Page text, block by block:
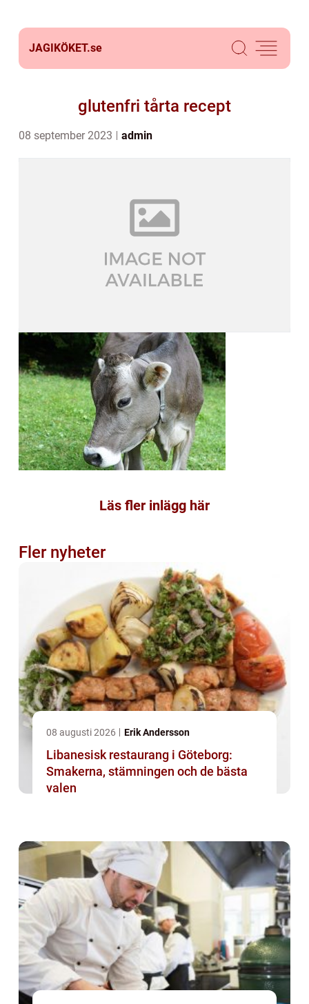
JAGIKÖKET.se
glutenfri tårta recept
08 september 2023 admin
Läs fler inlägg här
Fler nyheter
08 augusti 2026 Erik Andersson
Libanesisk restaurang i Göteborg:
Smakerna, stämningen och de bästa
valen